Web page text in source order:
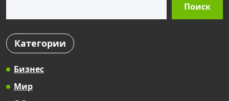
Поиск
Категории
Бизнес
Мир